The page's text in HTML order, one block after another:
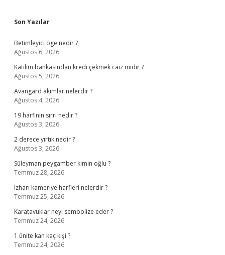
Sidebar
Son Yazılar
Betimleyici öge nedir ?
Ağustos 6, 2026
Katılım bankasından kredi çekmek caiz midir ?
Ağustos 5, 2026
Avangard akımlar nelerdir ?
Ağustos 4, 2026
19 harfinin sırrı nedir ?
Ağustos 3, 2026
2 derece yırtık nedir ?
Ağustos 3, 2026
Süleyman peygamber kimin oğlu ?
Temmuz 28, 2026
Izharı kameriye harfleri nelerdir ?
Temmuz 25, 2026
Karatavuklar neyi sembolize eder ?
Temmuz 24, 2026
1 ünite kan kaç kişi ?
Temmuz 24, 2026